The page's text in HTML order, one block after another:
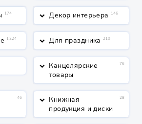
174 keyboard_arrow_down Декор интерьера 146
1224 keyboard_arrow_down Для праздника 210
keyboard_arrow_down Канцелярские
товары
76
46 keyboard_arrow_down Книжная
продукция и диски
28